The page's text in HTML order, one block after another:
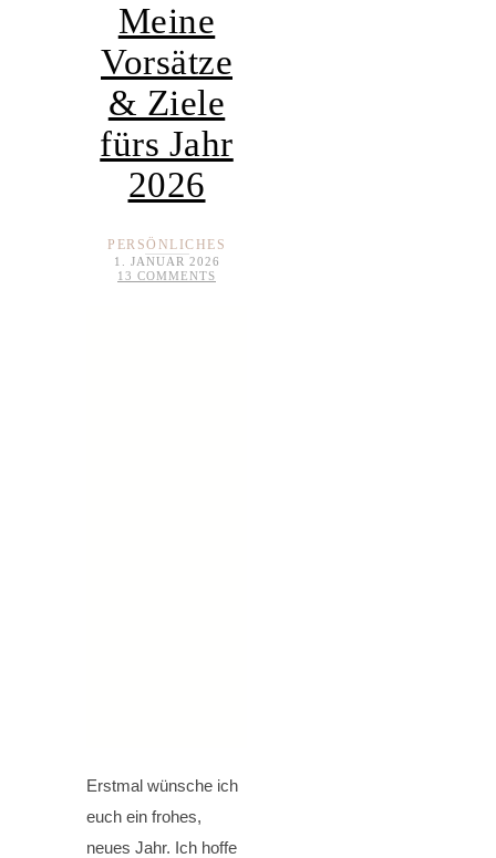
Meine
Vorsätze
& Ziele
fürs Jahr
2026
PERSÖNLICHES
1. JANUAR 2026
13 COMMENTS
Erstmal wünsche ich
euch ein frohes,
neues Jahr. Ich hoffe